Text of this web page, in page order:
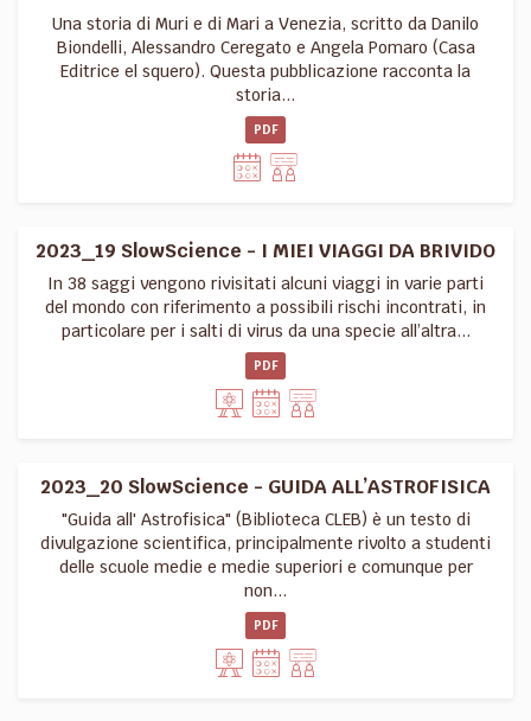
Una storia di Muri e di Mari a Venezia, scritto da Danilo
Biondelli, Alessandro Ceregato e Angela Pomaro (Casa
Editrice el squero). Questa pubblicazione racconta la
storia...
PDF
2023_19 SlowScience - I MIEI VIAGGI DA BRIVIDO
In 38 saggi vengono rivisitati alcuni viaggi in varie parti
del mondo con riferimento a possibili rischi incontrati, in
particolare per i salti di virus da una specie all’altra...
PDF
2023_20 SlowScience - GUIDA ALL’ASTROFISICA
"Guida all' Astrofisica" (Biblioteca CLEB) è un testo di
divulgazione scientifica, principalmente rivolto a studenti
delle scuole medie e medie superiori e comunque per
non...
PDF